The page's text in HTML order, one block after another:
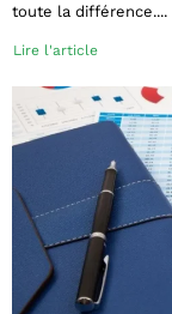
toute la différence....
Lire l'article